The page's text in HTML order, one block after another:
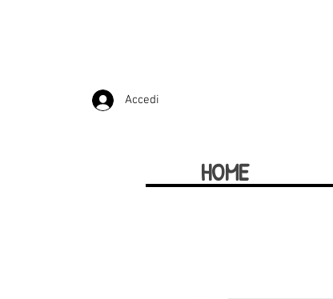
Accedi
HOME